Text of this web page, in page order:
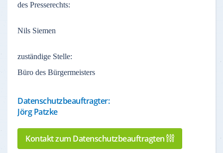
des Presserechts:
Nils Siemen
zuständige Stelle:
Büro des Bürgermeisters
Datenschutzbeauftragter:
Jörg Patzke
Kontakt zum Datenschutzbeauftragten